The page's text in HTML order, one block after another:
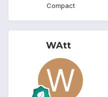
Compact
WAtt